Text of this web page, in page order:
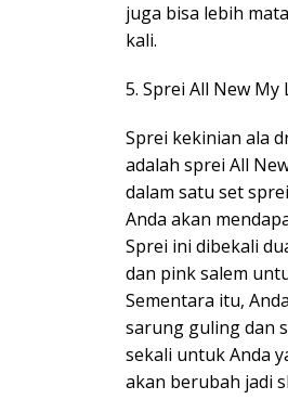
juga bisa lebih
kali.
5. Sprei All New
Sprei kekinian ala
adalah sprei All
dalam satu set
Anda akan
Sprei ini dibekali
dan pink salem
Sementara itu,
sarung guling dan
sekali untuk Anda
akan berubah jadi